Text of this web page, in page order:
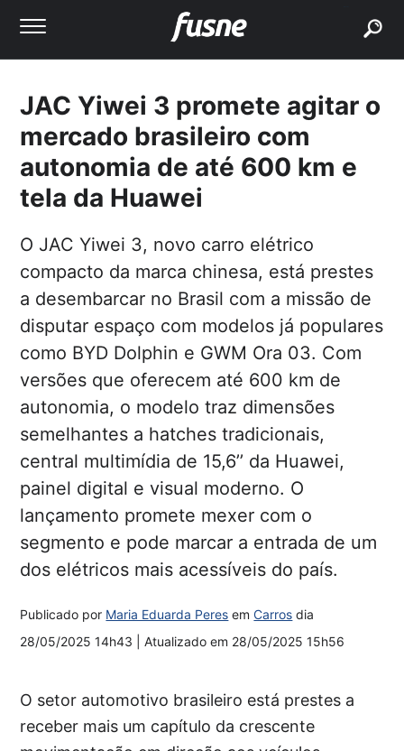
JAC Yiwei 3 promete agitar o
mercado brasileiro com
autonomia de até 600 km e
tela da Huawei
O JAC Yiwei 3, novo carro elétrico
compacto da marca chinesa, está prestes
a desembarcar no Brasil com a missão de
disputar espaço com modelos já populares
como BYD Dolphin e GWM Ora 03. Com
versões que oferecem até 600 km de
autonomia, o modelo traz dimensões
semelhantes a hatches tradicionais,
central multimídia de 15,6’’ da Huawei,
painel digital e visual moderno. O
lançamento promete mexer com o
segmento e pode marcar a entrada de um
dos elétricos mais acessíveis do país.
Publicado por Maria Eduarda Peres emCarros dia
28/05/2025 14h43
| Atualizado em 28/05/2025 15h56
O setor automotivo brasileiro está prestes a
receber mais um capítulo da crescente